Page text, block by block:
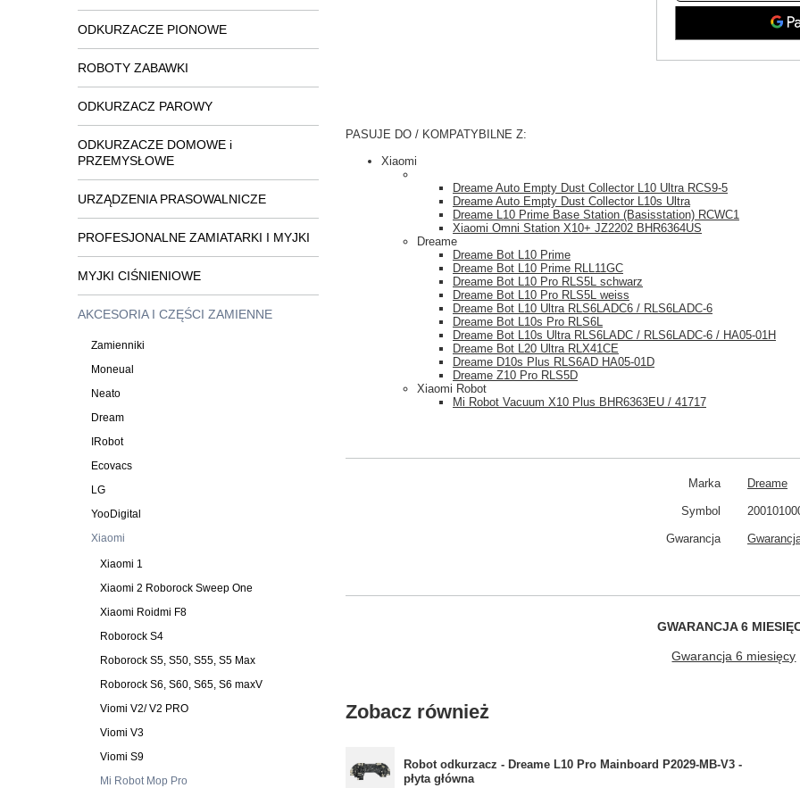
ODKURZACZE PIONOWE
ROBOTY ZABAWKI
ODKURZACZ PAROWY
ODKURZACZE DOMOWE i
PRZEMYSŁOWE
URZĄDZENIA PRASOWALNICZE
PROFESJONALNE ZAMIATARKI I MYJKI
MYJKI CIŚNIENIOWE
AKCESORIA I CZĘŚCI ZAMIENNE
Zamienniki
Moneual
Neato
Dream
IRobot
Ecovacs
LG
YooDigital
Xiaomi
Xiaomi 1
Xiaomi 2 Roborock Sweep One
Xiaomi Roidmi F8
Roborock S4
Roborock S5, S50, S55, S5 Max
Roborock S6, S60, S65, S6 maxV
Viomi V2/ V2 PRO
Viomi V3
Viomi S9
Mi Robot Mop Pro
PASUJE DO / KOMPATYBILNE Z:
Xiaomi
Dreame Auto Empty Dust Collector L10 Ultra RCS9-5
Dreame Auto Empty Dust Collector L10s Ultra
Dreame L10 Prime Base Station (Basisstation) RCWC1
Xiaomi Omni Station X10+ JZ2202 BHR6364US
Dreame
Dreame Bot L10 Prime
Dreame Bot L10 Prime RLL11GC
Dreame Bot L10 Pro RLS5L schwarz
Dreame Bot L10 Pro RLS5L weiss
Dreame Bot L10 Ultra RLS6LADC6 / RLS6LADC-6
Dreame Bot L10s Pro RLS6L
Dreame Bot L10s Ultra RLS6LADC / RLS6LADC-6 / HA05-01H
Dreame Bot L20 Ultra RLX41CE
Dreame D10s Plus RLS6AD HA05-01D
Dreame Z10 Pro RLS5D
Xiaomi Robot
Mi Robot Vacuum X10 Plus BHR6363EU / 41717
Marka Dreame
Symbol
Gwarancja
GWARANCJA 6
Gwarancja 6 miesięcy
Zobacz również
Robot odkurzacz - Dreame L10 Pro Mainboard P2029-MB-V3 -
płyta główna